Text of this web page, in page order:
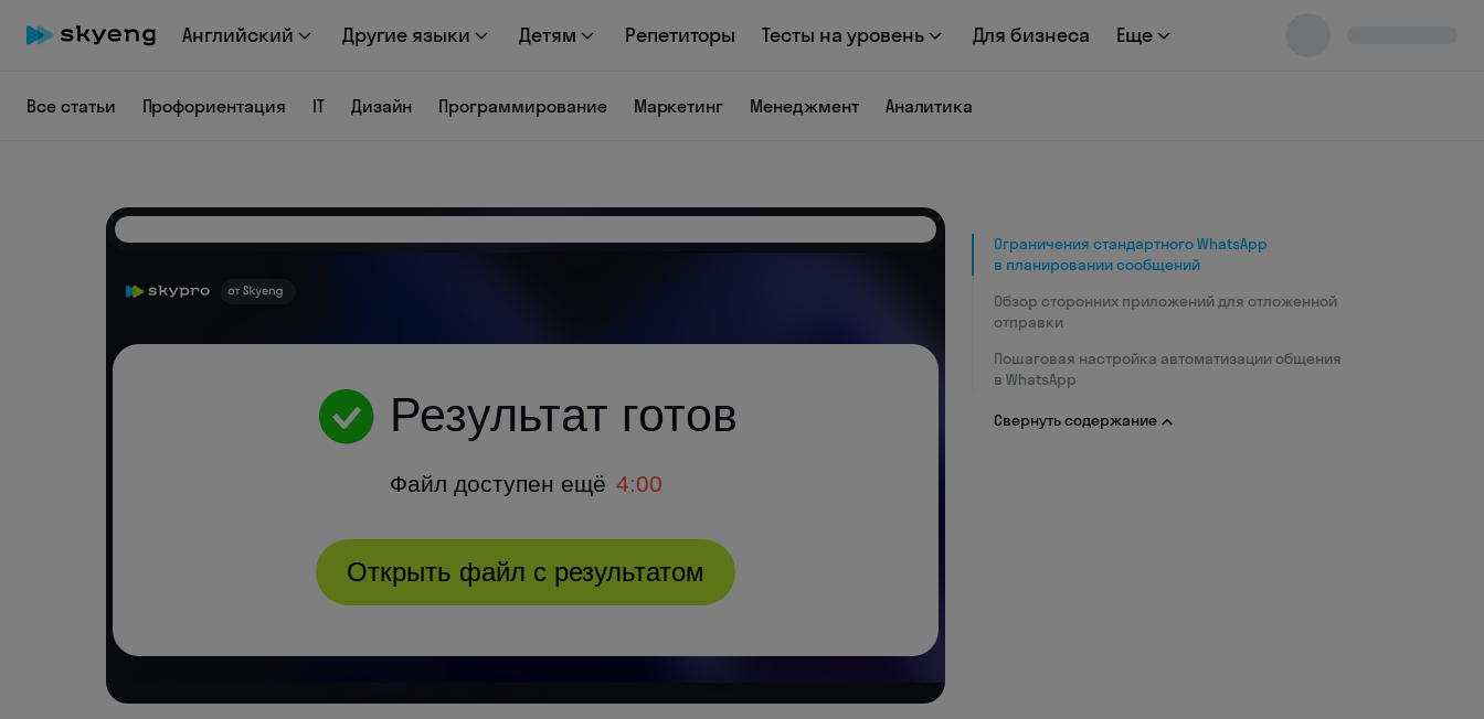
Английский Другие языки Детям Репетиторы Тесты на уровень Для бизнеса Еще
Все статьи Профориентация IT Дизайн Программирование Маркетинг Менеджмент Аналитика
Ограничения стандартного WhatsApp
в планировании сообщений
Обзор сторонних приложений для отложенной
отправки
Пошаговая настройка автоматизации общения
в WhatsApp
Свернуть содержание